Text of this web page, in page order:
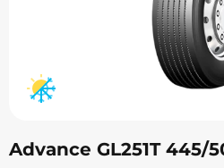
Advance GL251T 445/